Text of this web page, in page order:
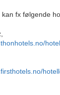
fx følgende